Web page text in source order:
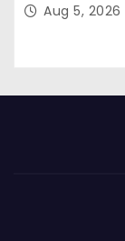
Aug 5, 2026